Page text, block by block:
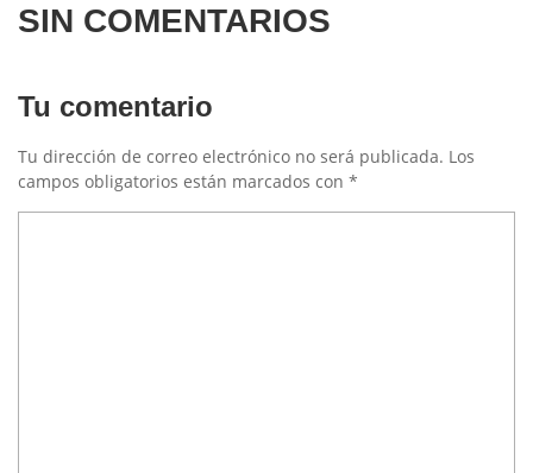
SIN COMENTARIOS
Tu comentario
Tu dirección de correo electrónico no será publicada. Los
campos obligatorios están marcados con *